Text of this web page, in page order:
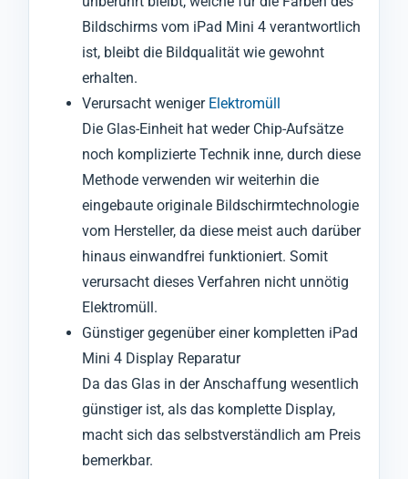
Bildschirms vom iPad Mini 4 verantwortlich
ist, bleibt die Bildqualität wie gewohnt
erhalten.
Verursacht weniger Elektromüll
Die Glas-Einheit hat weder Chip-Aufsätze
noch komplizierte Technik inne, durch diese
Methode verwenden wir weiterhin die
eingebaute originale Bildschirmtechnologie
vom Hersteller, da diese meist auch darüber
hinaus einwandfrei funktioniert. Somit
verursacht dieses Verfahren nicht unnötig
Elektromüll.
Günstiger gegenüber einer kompletten iPad
Mini 4 Display Reparatur
Da das Glas in der Anschaffung wesentlich
günstiger ist, als das komplette Display,
macht sich das selbstverständlich am Preis
bemerkbar.